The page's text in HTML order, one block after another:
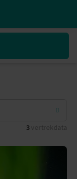
3 vertrekdata